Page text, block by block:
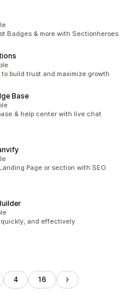
Badges & more with Sectionheroes
build trust and maximize growth
Base
& help center with live chat
Page or section with SEO.
and effectively
4 16